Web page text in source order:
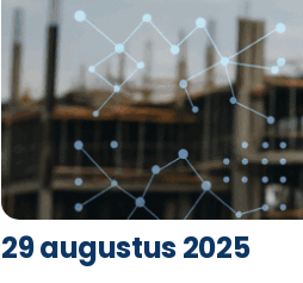
29 augustus 2025